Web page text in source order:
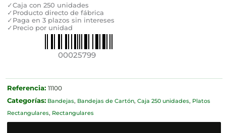
✓Caja con 250 unidades
✓Producto directo de fábrica
✓Paga en 3 plazos sin intereses
✓Precio por unidad
00025799
Referencia: 11100
Categorías: Bandejas, Bandejas de Cartón, Caja 250 unidades, Platos
Rectangulares, Rectangulares